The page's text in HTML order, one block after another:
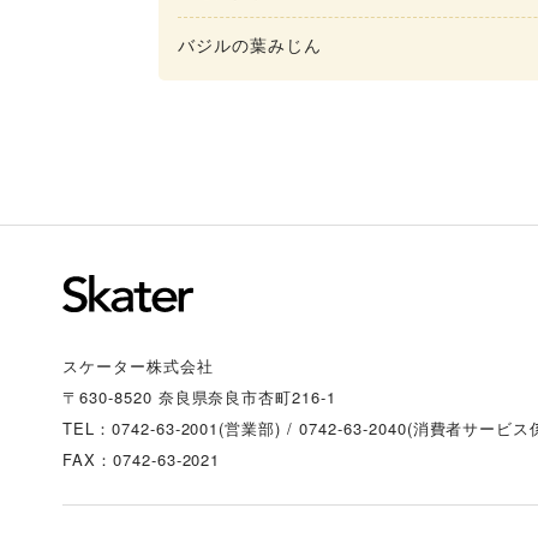
バジルの葉みじん
スケーター株式会社
〒630-8520 奈良県奈良市杏町216-1
TEL：0742-63-2001(営業部)/ 0742-63-2040(消費者サービス
FAX：0742-63-2021